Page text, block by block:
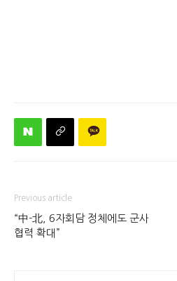
Previous article
“中-北, 6자회담 정체에도 군사
협력 확대”